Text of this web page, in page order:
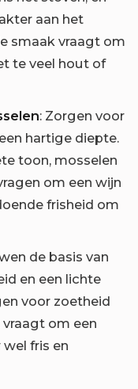
aan het
smaak vraagt om
te veel hout of
: Zorgen voor
hartige diepte.
toon, mosselen
om een wijn
frisheid om
de basis van
en een lichte
voor zoetheid
om een
fris en